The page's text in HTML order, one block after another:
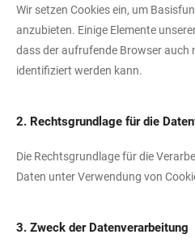
Wir setzen Cookies ein, um
anzubieten. Einige Elemente
dass der aufrufende Browser auch
identifiziert werden kann.
2. Rechtsgrundlage für die
Die Rechtsgrundlage für die
Daten unter Verwendung von
3. Zweck der Datenverarbeitung